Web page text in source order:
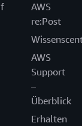
AWS
re:Post
AWS
Support
–
Überblick
Erhalten